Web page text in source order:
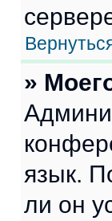
»
язык.
ли он